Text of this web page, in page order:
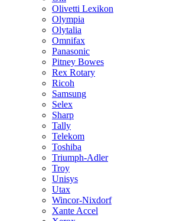
Olivetti Lexikon
Olympia
Olytalia
Omnifax
Panasonic
Pitney Bowes
Rex Rotary
Ricoh
Samsung
Selex
Sharp
Tally
Telekom
Toshiba
Triumph-Adler
Troy
Unisys
Utax
Wincor-Nixdorf
Xante Accel